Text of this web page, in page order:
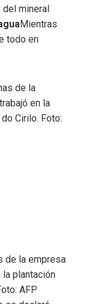
del mineral
Mientras
todo en
de la empresa
la plantación
AFP